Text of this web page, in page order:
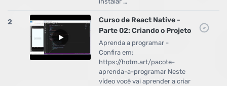
2
Curso de React Native -
Parte 02: Criando o Projeto
Aprenda a programar -
Confira em:
https://hotm.art/pacote-
aprenda-a-programar Neste
vídeo você vai aprender a criar